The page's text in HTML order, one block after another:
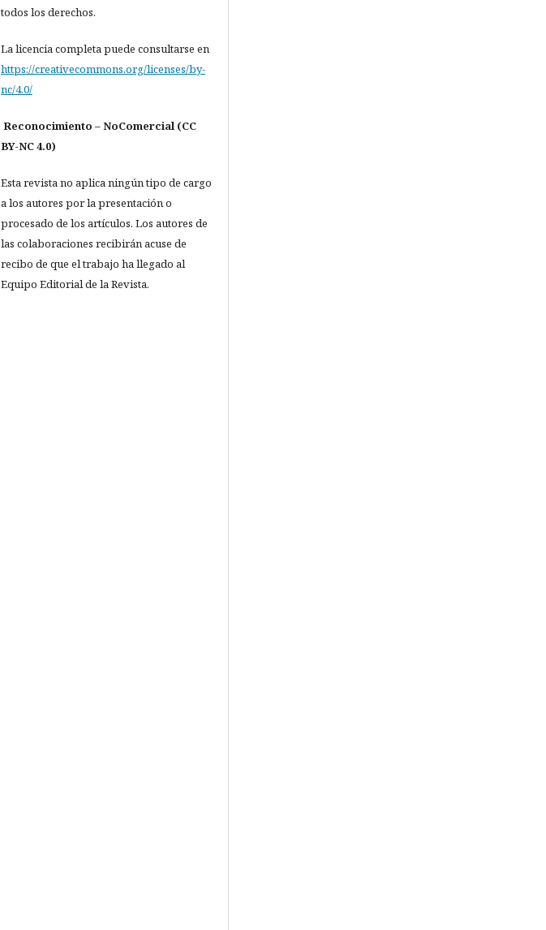
todos los derechos.
La licencia completa puede consultarse en
https://creativecommons.org/licenses/by-
nc/4.0/
Reconocimiento – NoComercial (CC
BY-NC 4.0)
Esta revista no aplica ningún tipo de cargo
a los autores por la presentación o
procesado de los artículos. Los autores de
las colaboraciones recibirán acuse de
recibo de que el trabajo ha llegado al
Equipo Editorial de la Revista.